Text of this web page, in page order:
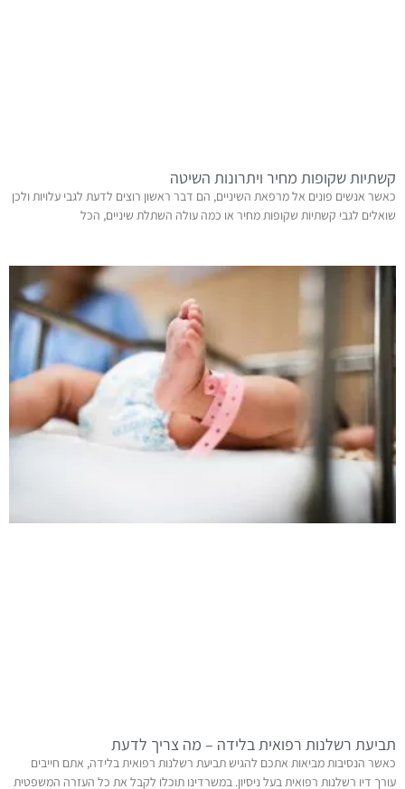
קשתיות שקופות מחיר ויתרונות השיטה
כאשר אנשים פונים אל מרפאת השיניים, הם דבר ראשון רוצים לדעת לגבי עלויות ולכן
שואלים לגבי קשתיות שקופות מחיר או כמה עולה השתלת שיניים, הכל
תביעת רשלנות רפואית בלידה – מה צריך לדעת
כאשר הנסיבות מביאות אתכם להגיש תביעת רשלנות רפואית בלידה, אתם חייבים
עורך דיו רשלנות רפואית בעל ניסיון. במשרדינו תוכלו לקבל את כל העזרה המשפטית